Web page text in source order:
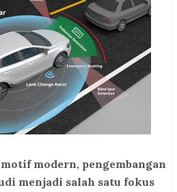
modern, pengembangan
menjadi salah satu fokus